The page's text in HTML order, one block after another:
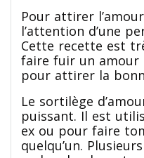
Pour attirer
l’attention d’une
Cette recette est
faire fuir un amour
pour attirer la
Le sortilège
puissant. Il est
ex ou pour faire
quelqu’un.